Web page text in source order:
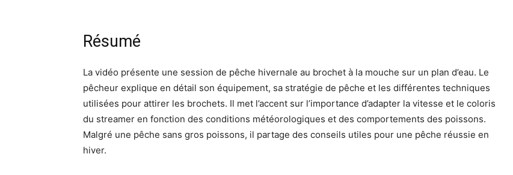
Résumé
La vidéo présente une session de pêche hivernale au brochet à la mouche sur un plan d’eau. Le
pêcheur explique en détail son équipement, sa stratégie de pêche et les différentes techniques
utilisées pour attirer les brochets. Il met l’accent sur l’importance d’adapter la vitesse et le coloris
du streamer en fonction des conditions météorologiques et des comportements des poissons.
Malgré une pêche sans gros poissons, il partage des conseils utiles pour une pêche réussie en
hiver.